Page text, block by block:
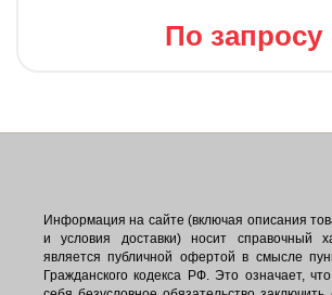
По запросу
Информация на сайте (включая описания
и условия доставки) носит справочный
является публичной офертой в смысле
Гражданского кодекса РФ. Это означает,